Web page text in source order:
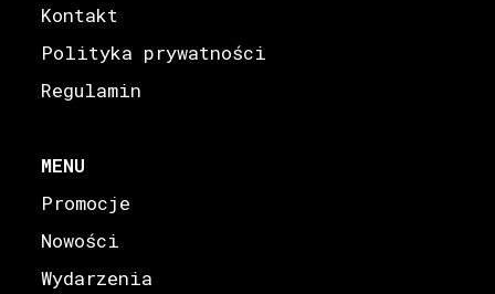
Kontakt
Polityka prywatności
Regulamin
MENU
Promocje
Nowości
Wydarzenia